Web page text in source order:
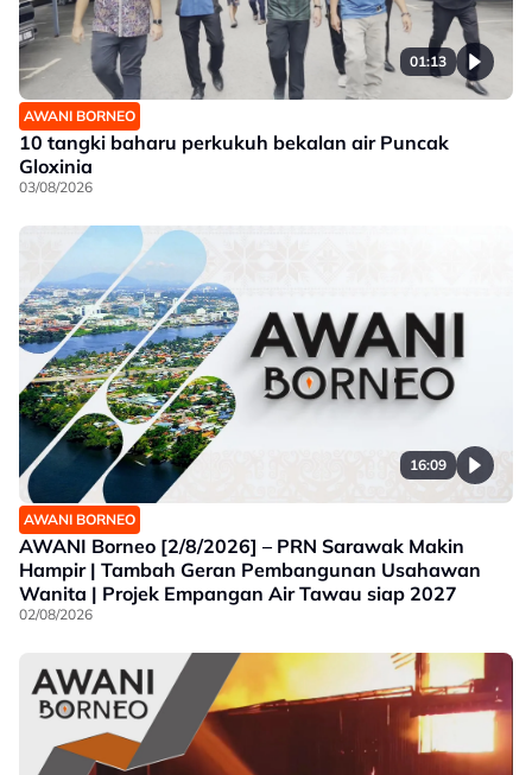
01:13
AWANI BORNEO
10 tangki baharu perkukuh bekalan air Puncak
Gloxinia
03/08/2026
16:09
AWANI BORNEO
AWANI Borneo [2/8/2026] – PRN Sarawak Makin
Hampir | Tambah Geran Pembangunan Usahawan
Wanita | Projek Empangan Air Tawau siap 2027
02/08/2026